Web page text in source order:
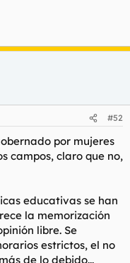
#52
por mujeres
campos, claro que no,
educativas se han
la memorización
libre. Se
estrictos, el no
de lo debido...